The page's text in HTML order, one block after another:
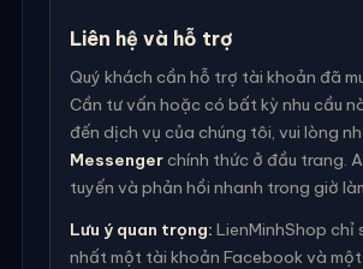
Liên hệ và hỗ trợ
Quý khách cần hỗ trợ tài khoản đã
Cần tư vấn hoặc có bất kỳ nhu cầu
đến dịch vụ của chúng tôi, vui lòng
Messengerchính thức ở đầu trang.
tuyến và phản hồi nhanh trong giờ
Lưu ý quan trọng: LienMinhShop chỉ
nhất một tài khoản Facebook và